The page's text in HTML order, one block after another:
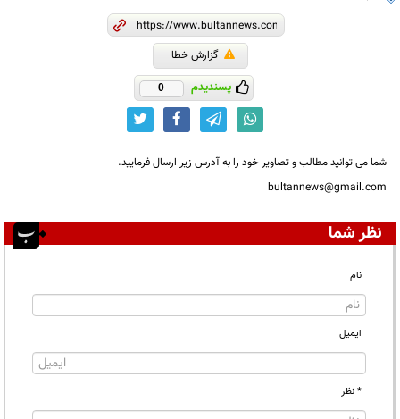
گزارش خطا
پسندیدم 0
شما می توانید مطالب و تصاویر خود را به آدرس زیر ارسال فرمایید.
bultannews@gmail.com
نظر شما
نام
ایمیل
* نظر